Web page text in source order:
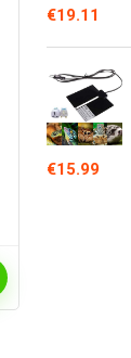
€19.11
€15.99